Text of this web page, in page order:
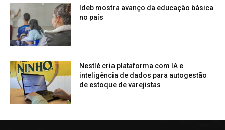
Ideb mostra avanço da educação básica
no país
Nestlé cria plataforma com IA e
inteligência de dados para autogestão
de estoque de varejistas